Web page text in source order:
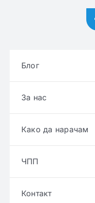
Блог
За нас
Како да нарачам
ЧПП
Контакт